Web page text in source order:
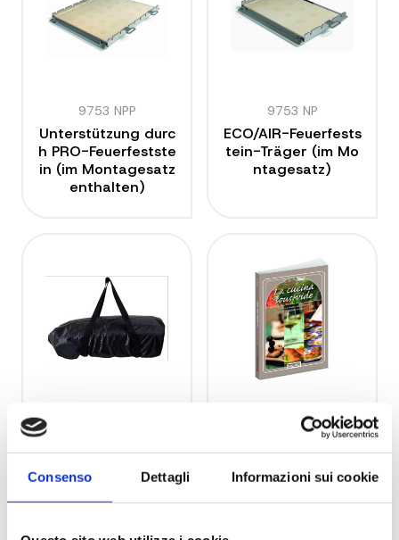
Consenso Dettagli Informazioni sui cookie
9753 NPP
Unterstützung durc
h PRO-Feuerfestste
in (im Montagesatz
enthalten)
9753 NP
ECO/AIR-Feuerfests
tein-Träger (im Mo
ntagesatz)
Pizzaofentasche –
VMP SA
11000 N
Sous-vide-Kochbuc
h IT – 11000 N